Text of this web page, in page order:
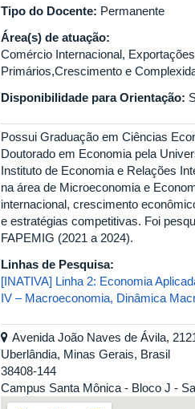
Tipo do Docente: Permanente
Área(s) de atuação:
Comércio Internacional,
Primários,Crescimento e
Disponibilidade para Orientação:
Possui Graduação em Ciências
Doutorado em Economia pela
Instituto de Economia e Relações
na área de Microeconomia e
internacional, crescimento
e estratégias competitivas. Foi
FAPEMIG (2021 a 2024).
Linhas de Pesquisa:
[INATIVA] Linha 2: Economia
IV – Macroeconomia, Dinâmica
Avenida João Naves de Ávila,
Uberlândia, Minas Gerais, Brasil
38408-144
Campus Santa Mônica - Bloco J -